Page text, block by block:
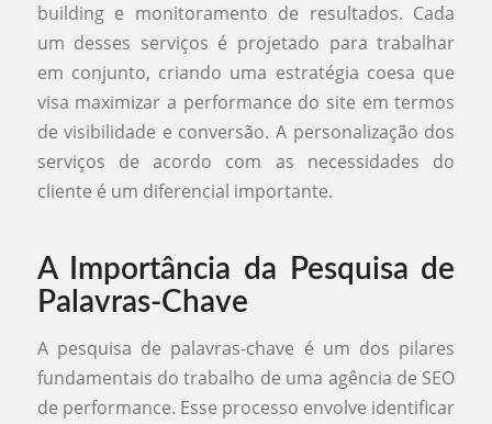
building e monitoramento de resultados. Cada
um desses serviços é projetado para trabalhar
em conjunto, criando uma estratégia coesa que
visa maximizar a performance do site em termos
de visibilidade e conversão. A personalização dos
serviços de acordo com as necessidades do
cliente é um diferencial importante.
A Importância da Pesquisa de
Palavras-Chave
A pesquisa de palavras-chave é um dos pilares
fundamentais do trabalho de uma agência de SEO
de performance. Esse processo envolve identificar